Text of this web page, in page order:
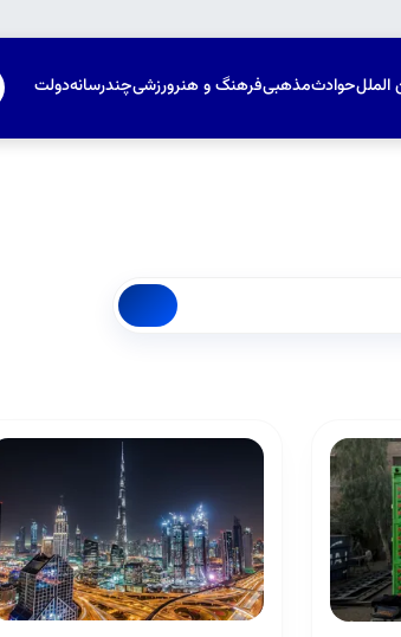
المللحوادثمذهبیفرهنگ و هنرورزشیچندرسانهدولت